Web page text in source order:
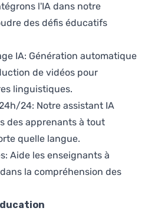
l'IA dans notre
des défis éducatifs
IA: Génération automatique
de vidéos pour
linguistiques.
24: Notre assistant IA
des apprenants à tout
quelle langue.
Aide les enseignants à
la compréhension des